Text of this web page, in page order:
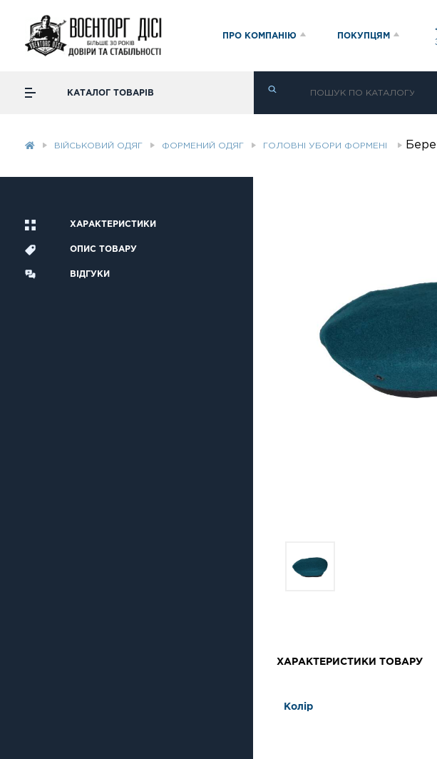
ПРО КОМПАНІЮ ПОКУПЦЯМ
КАТАЛОГ ТОВАРІВ
ВІЙСЬКОВИЙ ОДЯГ ФОРМЕНИЙ ОДЯГ ГОЛОВНІ УБОРИ ФОРМЕНІ
ХАРАКТЕРИСТИКИ
ОПИС ТОВАРУ
ВІДГУКИ
ХАРАКТЕРИСТИКИ ТОВАРУ
Колір